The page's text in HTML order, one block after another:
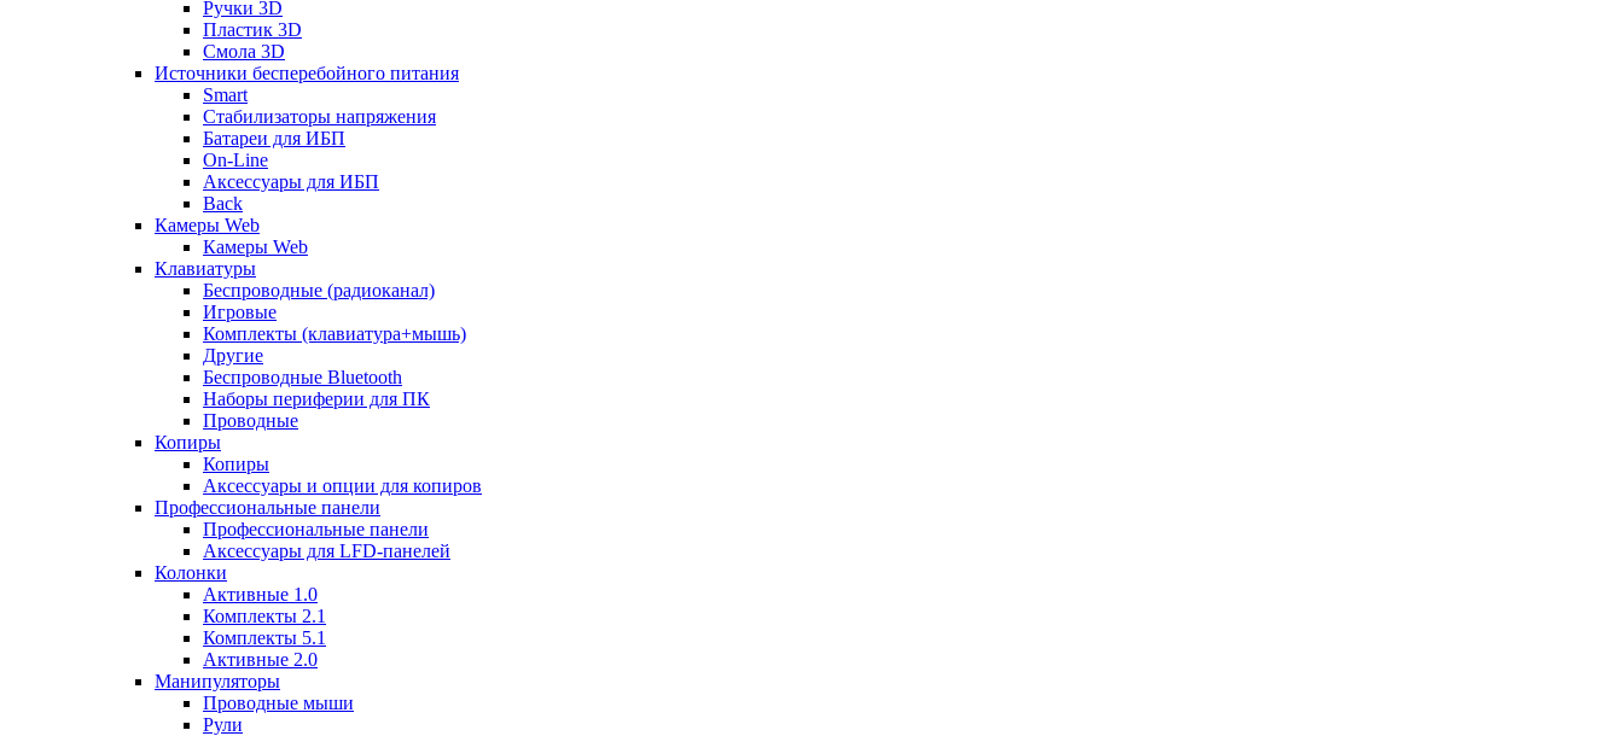
Ручки 3D
Пластик 3D
Смола 3D
Источники бесперебойного питания
Smart
Стабилизаторы напряжения
Батареи для ИБП
On-Line
Аксессуары для ИБП
Back
Камеры Web
Камеры Web
Клавиатуры
Беспроводные (радиоканал)
Игровые
Комплекты (клавиатура+мышь)
Другие
Беспроводные Bluetooth
Наборы периферии для ПК
Проводные
Копиры
Копиры
Аксессуары и опции для копиров
Профессиональные панели
Профессиональные панели
Аксессуары для LFD-панелей
Колонки
Активные 1.0
Комплекты 2.1
Комплекты 5.1
Активные 2.0
Манипуляторы
Проводные мыши
Рули